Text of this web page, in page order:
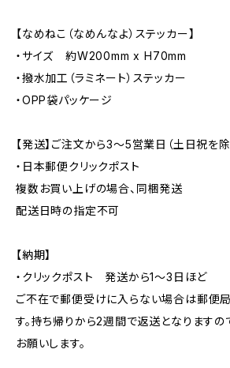
【なめねこ（なめんなよ）ステッカー】
・サイズ 約W200mm x H70mm
・撥水加工（ラミネート）ステッカー
・OPP袋パッケージ
【発送】ご注文から3〜5営業日（土日祝を除
・日本郵便クリックポスト
複数お買い上げの場合、同梱発送
配送日時の指定不可
【納期】
・クリックポスト 発送から1〜3日ほど
ご不在で郵便受けに入らない場合は郵便
す。持ち帰りから2週間で返送となりますの
お願いします。